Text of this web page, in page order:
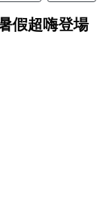
假超嗨登場